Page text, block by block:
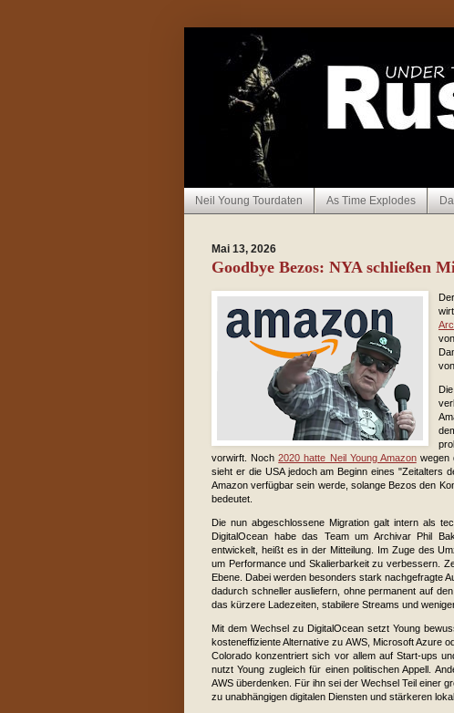
Neil Young Tourdaten As Time Explodes
Mai 13, 2026
Goodbye Bezos: NYA schließen
vorwirft. Noch2020 hatte Neil Young Amazonwegen
sieht er die USA jedoch am Beginn eines "Zeitalters
Amazon verfügbar sein werde, solange Bezos den
bedeutet.
Die nun abgeschlossene Migration galt intern als
DigitalOcean habe das Team um Archivar Phil
entwickelt, heißt es in der Mitteilung. Im Zuge des
um Performance und Skalierbarkeit zu verbessern.
Ebene. Dabei werden besonders stark nachgefragte
dadurch schneller ausliefern, ohne permanent auf
das kürzere Ladezeiten, stabilere Streams und
Mit dem Wechsel zu DigitalOcean setzt Young
kosteneffiziente Alternative zu AWS, Microsoft Azure
Colorado konzentriert sich vor allem auf Start-ups
nutzt Young zugleich für einen politischen Appell.
AWS überdenken. Für ihn sei der Wechsel Teil einer
zu unabhängigen digitalen Diensten und stärkeren